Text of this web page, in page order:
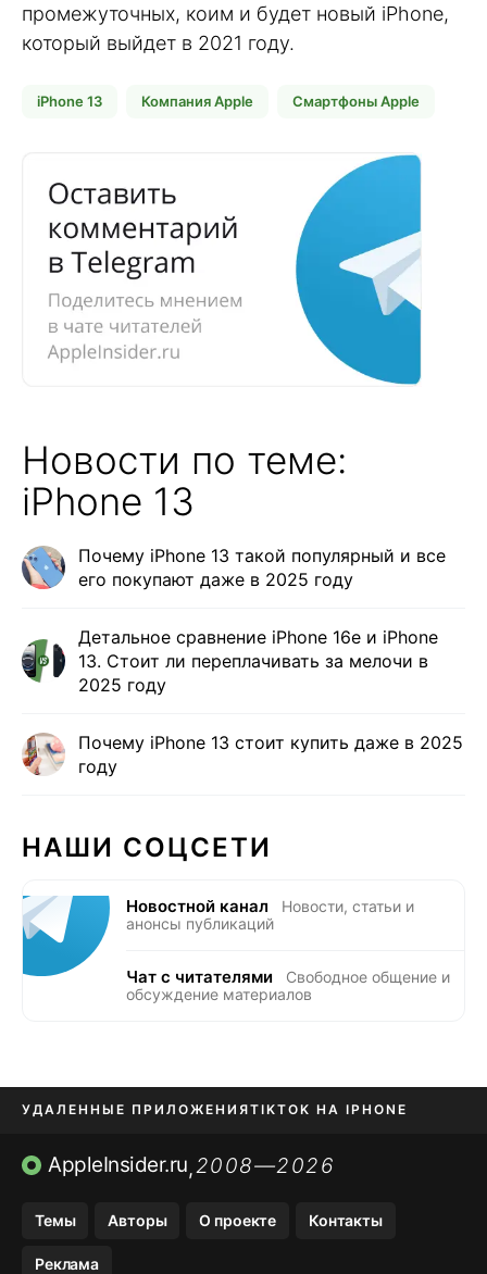
промежуточных, коим и будет новый iPhone,
который выйдет в 2021 году.
iPhone 13 Компания Apple Смартфоны Apple
Новости по теме:
iPhone 13
Почему iPhone 13 такой популярный и все
его покупают даже в 2025 году
Детальное сравнение iPhone 16e и iPhone
13. Стоит ли переплачивать за мелочи в
2025 году
Почему iPhone 13 стоит купить даже в 2025
году
НАШИ СОЦСЕТИ
Новостной канал
Новости, статьи и
анонсы публикаций
Чат с читателями
Свободное общение и
обсуждение материалов
УДАЛЕННЫЕ ПРИЛОЖЕНИЯTIKTOK НА IPHONE
ПРИЛОЖЕНИЯ БЕЗ APP STORE
AppleInsider.ru,2008—2026
Темы Авторы О проекте Контакты
Реклама